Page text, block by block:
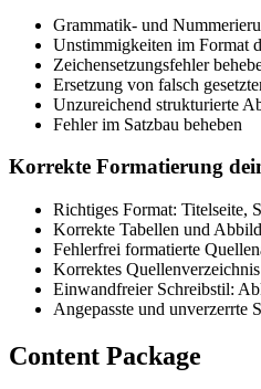
Grammatik- und
Unstimmigkeiten im Format
Zeichensetzungsfehler
Ersetzung von falsch
Unzureichend strukturierte
Fehler im Satzbau beheben
Korrekte Formatierung
Richtiges Format: Titelseite,
Korrekte Tabellen und
Fehlerfrei formatierte
Korrektes Quellenverzeichnis
Einwandfreier Schreibstil:
Angepasste und unverzerrte
Content Package